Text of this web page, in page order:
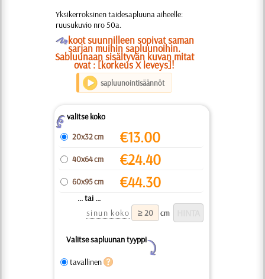
Yksikerroksinen taidesapluuna aiheelle:
ruusukuvio nro 50a.
Okoot suunnilleen sopivat saman
sarjan muihin sapluunoihin.
Sabluunaan sisältyvän kuvan mitat
ovat : [korkeus X leveys]!
sapluunointisäännöt
Zvalitse koko
20x32 cm
€13.00
40x64 cm €24.40
60x95 cm €44.30
... tai ...
sinun koko
cm
Valitse sapluunan tyyppi
Y
tavallinen